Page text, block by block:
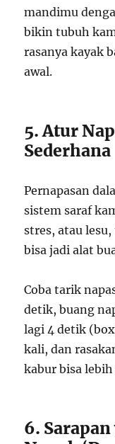
mandimu
bikin tubuh
rasanya kayak
awal.
5. Atur
Sederhana
Pernapasan
sistem saraf
stres, atau
bisa jadi alat
Coba tarik
detik, buang
lagi 4 detik
kali, dan
kabur bisa
6.